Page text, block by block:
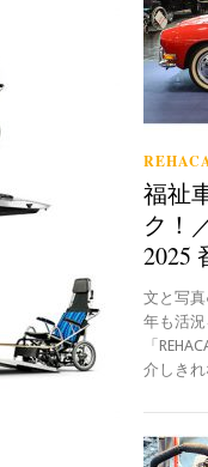
福祉
ク！
2025
文と写
年も活
「
介しき